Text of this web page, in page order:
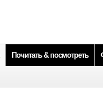
Почитать & посмотреть